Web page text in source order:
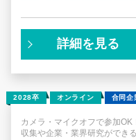
る「あなただけの強い
型」就活イベント、
「人気企業の本音が聞
ます！
～～～～～
夏インターンをやり切
詳細を見る
2028卒 オンライン 合同企
カメラ・マイクオフで参加
収集や企業・業界研究ができ